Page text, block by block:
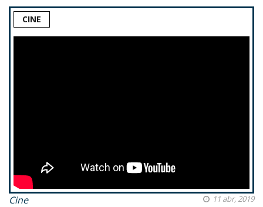
CINE
Cine
11 abr, 2019